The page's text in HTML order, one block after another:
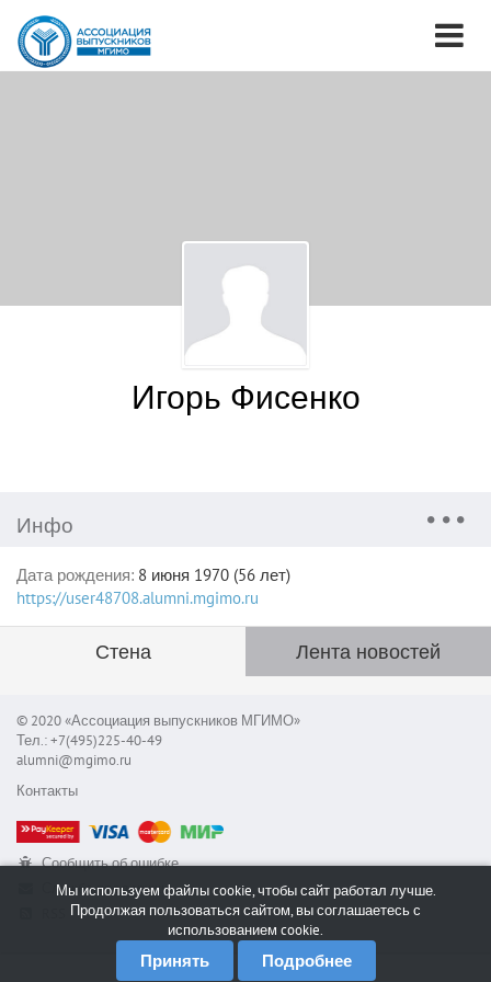
Игорь Фисенко
Инфо
Дата рождения: 8 июня 1970 (56 лет)
https://user48708.alumni.mgimo.ru
Стена Лента новостей
© 2020 «Ассоциация выпускников МГИМО»
Тел.: +7(495)225-40-49
alumni@mgimo.ru
Контакты
Сообщить об ошибке
Служба поддержки
Мы используем файлы cookie, чтобы сайт работал лучше.
Продолжая пользоваться сайтом, вы соглашаетесь с
использованием cookie.
Принять Подробнее